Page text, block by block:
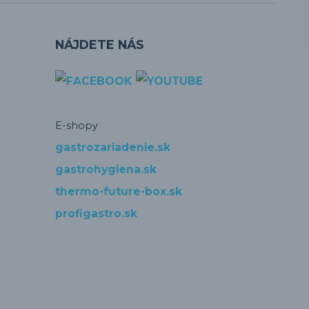
NÁJDETE NÁS
E-shopy
gastrozariadenie.sk
gastrohygiena.sk
thermo-future-box.sk
profigastro.sk